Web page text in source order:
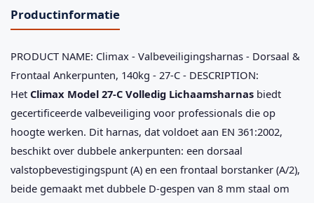
Productinformatie
PRODUCT NAME: Climax - Valbeveiligingsharnas - Dorsaal &
Frontaal Ankerpunten, 140kg - 27-C - DESCRIPTION:
Het Climax Model 27-C Volledig Lichaamsharnas biedt
gecertificeerde valbeveiliging voor professionals die op
hoogte werken. Dit harnas, dat voldoet aan EN 361:2002,
beschikt over dubbele ankerpunten: een dorsaal
valstopbevestigingspunt (A) en een frontaal borstanker (A/2),
beide gemaakt met dubbele D-gespen van 8 mm staal om